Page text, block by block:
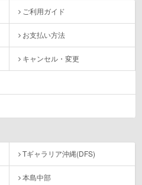
ご利用ガイド
お支払い方法
キャンセル・変更
Tギャラリア沖縄(DFS)
本島中部